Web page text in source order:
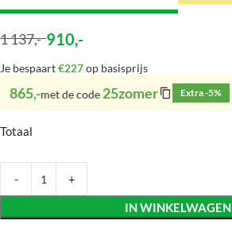
1 137,- 910,-
Je bespaart€227op basisprijs
865,-met de code 25zomer Extra -5%
Totaal
IN WINKELWAGEN